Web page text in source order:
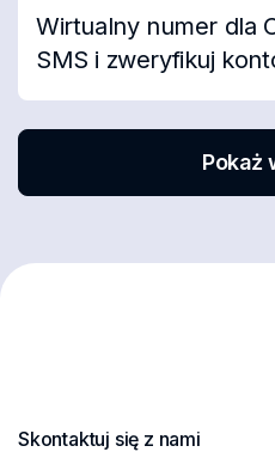
Wirtualny numer dla
SMS i zweryfikuj
Pokaż
Skontaktuj się z nami